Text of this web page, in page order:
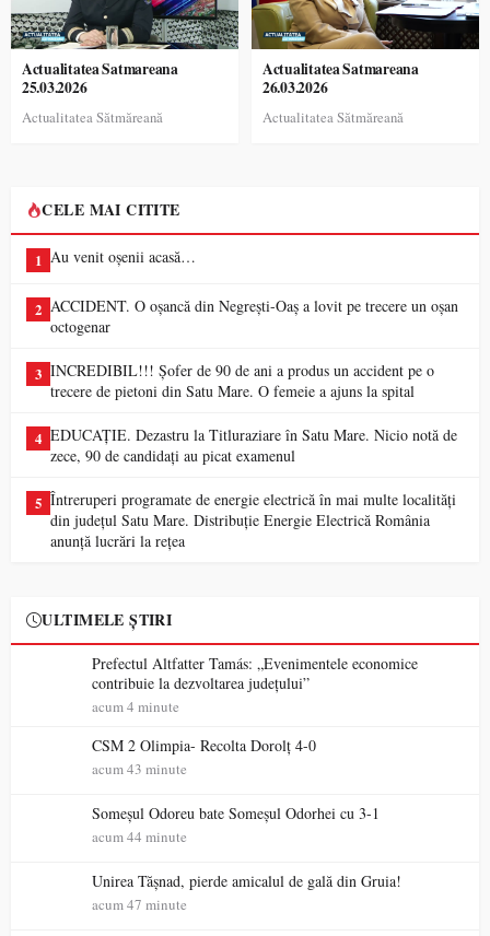
Actualitatea Satmareana
25.03.2026
Actualitatea Sătmăreană
Actualitatea Satmareana
26.03.2026
Actualitatea Sătmăreană
CELE MAI CITITE
1 Au venit oșenii acasă…
2 ACCIDENT. O oșancă din Negrești-Oaș a lovit pe trecere un oșan
octogenar
3 INCREDIBIL!!! Șofer de 90 de ani a produs un accident pe o
trecere de pietoni din Satu Mare. O femeie a ajuns la spital
4 EDUCAȚIE. Dezastru la Titluraziare în Satu Mare. Nicio notă de
zece, 90 de candidați au picat examenul
5 Întreruperi programate de energie electrică în mai multe localități
din județul Satu Mare. Distribuție Energie Electrică România
anunță lucrări la rețea
ULTIMELE ȘTIRI
Prefectul Altfatter Tamás: „Evenimentele economice
contribuie la dezvoltarea județului”
acum 4 minute
CSM 2 Olimpia- Recolta Dorolț 4-0
acum 43 minute
Someșul Odoreu bate Someșul Odorhei cu 3-1
acum 44 minute
Unirea Tășnad, pierde amicalul de gală din Gruia!
acum 47 minute